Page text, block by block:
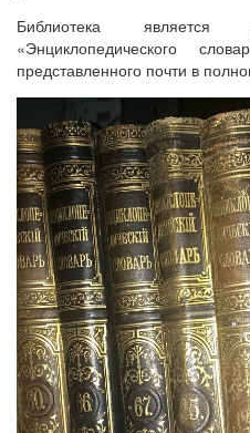
Библиотека является
«Энциклопедического
представленного почти в